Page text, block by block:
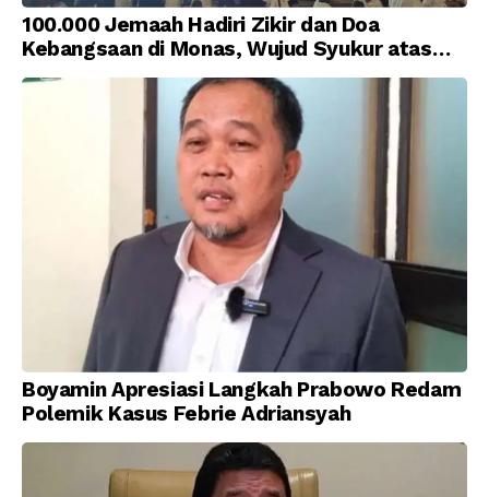
100.000 Jemaah Hadiri Zikir dan Doa
Kebangsaan di Monas, Wujud Syukur atas
Kemerdekaan Indonesia
Boyamin Apresiasi Langkah Prabowo Redam
Polemik Kasus Febrie Adriansyah